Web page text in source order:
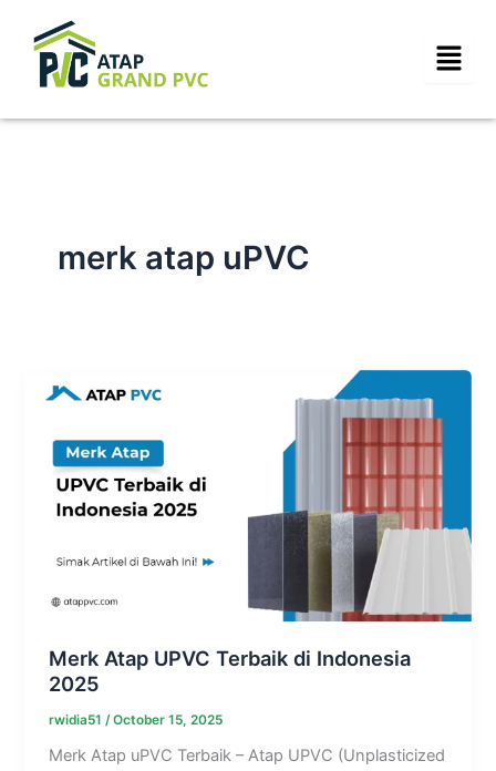
content
merk atap uPVC
Merk Atap UPVC Terbaik di Indonesia
2025
rwidia51 /October 15, 2025
Merk Atap uPVC Terbaik – Atap UPVC (Unplasticized